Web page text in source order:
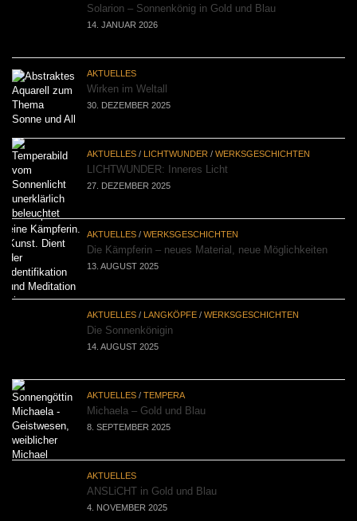
Solarion – Sonnenkönig in Gold und Blau
14. JANUAR 2026
AKTUELLES
Wirken im Weltall
30. DEZEMBER 2025
AKTUELLES / LICHTWUNDER / WERKSGESCHICHTEN
LICHTWUNDER: Inneres Licht
27. DEZEMBER 2025
AKTUELLES / WERKSGESCHICHTEN
Die Kämpferin – neues Material, neue Möglichkeiten
13. AUGUST 2025
AKTUELLES / LANGKÖPFE / WERKSGESCHICHTEN
Die Sonnenkönigin
14. AUGUST 2025
AKTUELLES / TEMPERA
Michaela – Gold und Blau
8. SEPTEMBER 2025
AKTUELLES
ANSLiCHT in Gold und Blau
4. NOVEMBER 2025